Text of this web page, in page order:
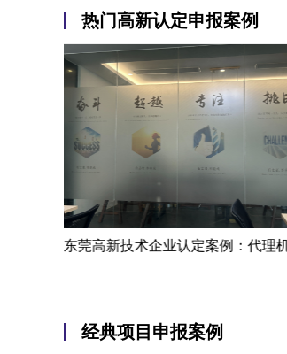
热门高新认定申报案例
经典项目申报案例